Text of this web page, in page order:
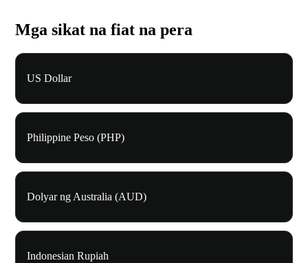
Mga sikat na fiat na pera
US Dollar
Philippine Peso (PHP)
Dolyar ng Australia (AUD)
Indonesian Rupiah